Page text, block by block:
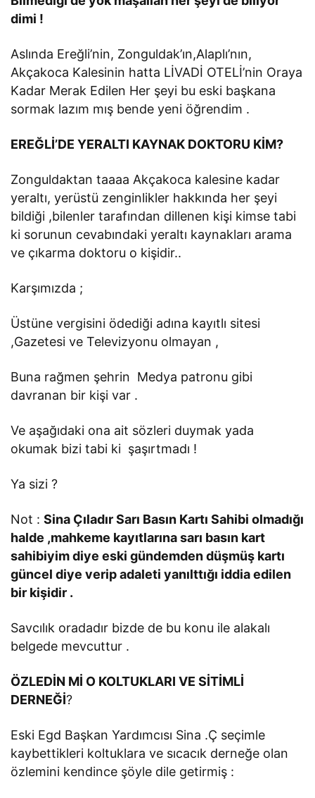
dimi !
Aslında Ereğli’nin, Zonguldak’ın,Alaplı’nın,
Akçakoca Kalesinin hatta LİVADİ OTELİ’nin Oraya
Kadar Merak Edilen Her şeyi bu eski başkana
sormak lazım mış bende yeni öğrendim .
EREĞLİ’DE YERALTI KAYNAK DOKTORU KİM?
Zonguldaktan taaaa Akçakoca kalesine kadar
yeraltı, yerüstü zenginlikler hakkında her şeyi
bildiği ,bilenler tarafından dillenen kişi kimse tabi
ki sorunun cevabındaki yeraltı kaynakları arama
ve çıkarma doktoru o kişidir..
Karşımızda ;
Üstüne vergisini ödediği adına kayıtlı sitesi
,Gazetesi ve Televizyonu olmayan ,
Buna rağmen şehrin Medya patronu gibi
davranan bir kişi var .
Ve aşağıdaki ona ait sözleri duymak yada
okumak bizi tabi ki şaşırtmadı !
Ya sizi ?
Not :Sina Çıladır Sarı Basın Kartı Sahibi olmadığı
halde ,mahkeme kayıtlarına sarı basın kart
sahibiyim diye eski gündemden düşmüş kartı
güncel diye verip adaleti yanılttığı iddia edilen
bir kişidir .
Savcılık oradadır bizde de bu konu ile alakalı
belgede mevcuttur .
ÖZLEDİN Mİ O KOLTUKLARI VE SİTİMLİ
DERNEĞİ?
Eski Egd Başkan Yardımcısı Sina .Ç seçimle
kaybettikleri koltuklara ve sıcacık derneğe olan
özlemini kendince şöyle dile getirmiş :